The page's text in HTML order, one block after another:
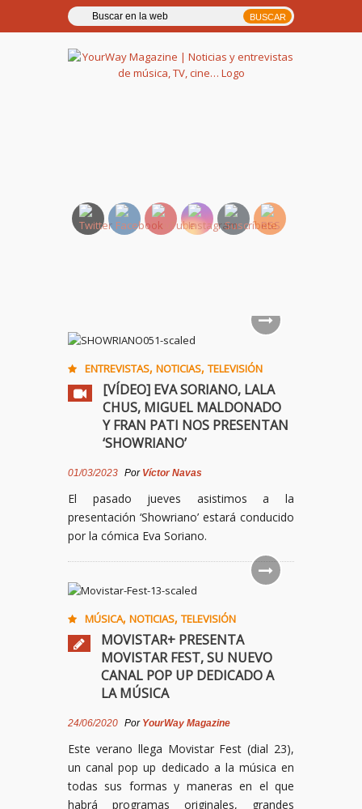
ENTREVISTAS, NOTICIAS, TELEVISIÓN
[VÍDEO] EVA SORIANO, LALA
CHUS, MIGUEL MALDONADO
Y FRAN PATI NOS PRESENTAN
‘SHOWRIANO’
01/03/2023 Por Víctor Navas
El pasado jueves asistimos a la
presentación ‘Showriano’ estará conducido
por la cómica Eva Soriano.
MÚSICA, NOTICIAS, TELEVISIÓN
MOVISTAR+ PRESENTA
MOVISTAR FEST, SU NUEVO
CANAL POP UP DEDICADO A
LA MÚSICA
24/06/2020 Por YourWay Magazine
Este verano llega Movistar Fest (dial 23),
un canal pop up dedicado a la música en
todas sus formas y maneras en el que
habrá programas originales, grandes